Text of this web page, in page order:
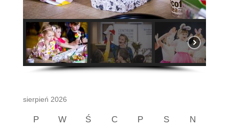
sierpień 2026
P W Ś C P S N